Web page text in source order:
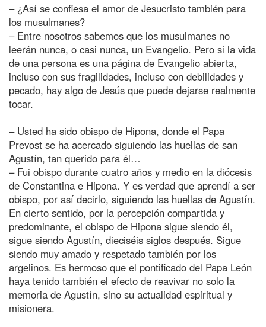
– ¿Así se confiesa el amor de Jesucristo también para
los musulmanes?
– Entre nosotros sabemos que los musulmanes no
leerán nunca, o casi nunca, un Evangelio. Pero si la vida
de una persona es una página de Evangelio abierta,
incluso con sus fragilidades, incluso con debilidades y
pecado, hay algo de Jesús que puede dejarse realmente
tocar.
– Usted ha sido obispo de Hipona, donde el Papa
Prevost se ha acercado siguiendo las huellas de san
Agustín, tan querido para él…
– Fui obispo durante cuatro años y medio en la diócesis
de Constantina e Hipona. Y es verdad que aprendí a ser
obispo, por así decirlo, siguiendo las huellas de Agustín.
En cierto sentido, por la percepción compartida y
predominante, el obispo de Hipona sigue siendo él,
sigue siendo Agustín, dieciséis siglos después. Sigue
siendo muy amado y respetado también por los
argelinos. Es hermoso que el pontificado del Papa León
haya tenido también el efecto de reavivar no solo la
memoria de Agustín, sino su actualidad espiritual y
misionera.